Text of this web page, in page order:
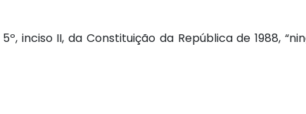
inciso II, da Constituição da República de 1988,